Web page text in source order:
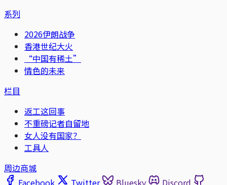
系列
2026伊朗战争
香港世纪大火
“中国有稀土”
情色的未来
栏目
返工这回事
不重磅记者自留地
女人没有国家？
工具人
周边商城
Facebook
Twitter Bluesky
Discord